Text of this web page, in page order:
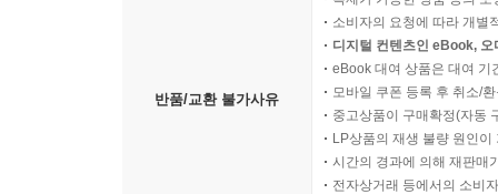
반품/교환 불가사유
소비자의 요청에 따라 개별
디지털 컨텐츠인 eBook,
eBook 대여 상품은 대여 기
모바일 쿠폰 등록 후 취소/
중고상품이 구매확정(자동
LP상품의 재생 불량 원인
시간의 경과에 의해 재판매
전자상거래 등에서의 소비